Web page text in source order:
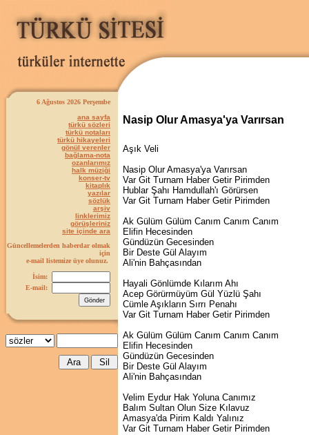
6 Ağustos 2026 Perşembe
ana sayfa
türkü sözleri
türkü notaları
türkü hikayeleri
gönül verenler
bağlama-nota
ozanlarımız
halk müziği
konser-tv
kitaplık
yazılar
sözlük
arşiv
linklerimiz
görüşleriniz
site içinde ara
Güncellemelerden haberdar olmak
için
e-mail listemize üye olunuz.
İsim:
E-mail:
Nasip Olur Amasya'ya Varırsan
Aşık Veli
Nasip Olur Amasya'ya Varırsan
Var Git Turnam Haber Getir Pirimden
Hublar Şahı Hamdullah'ı Görürsen
Var Git Turnam Haber Getir Pirimden
Ak Gülüm Gülüm Canım Canım Canım
Elifin Hecesinden
Gündüzün Gecesinden
Bir Deste Gül Alayım
Ali'nin Bahçasından
Hayali Gönlümde Kılarım Ahı
Acep Görürmüyüm Gül Yüzlü Şahı
Cümle Aşıkların Sırrı Penahı
Var Git Turnam Haber Getir Pirimden
Ak Gülüm Gülüm Canım Canım Canım
Elifin Hecesinden
Gündüzün Gecesinden
Bir Deste Gül Alayım
Ali'nin Bahçasından
Velim Eydur Hak Yoluna Canımız
Balım Sultan Olun Size Kılavuz
Amasya'da Pirim Kaldı Yalınız
Var Git Turnam Haber Getir Pirimden